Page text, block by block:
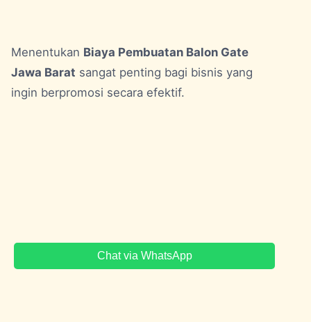
Menentukan Biaya Pembuatan Balon Gate
Jawa Barat sangat penting bagi bisnis yang
ingin berpromosi secara efektif.
Chat via WhatsApp